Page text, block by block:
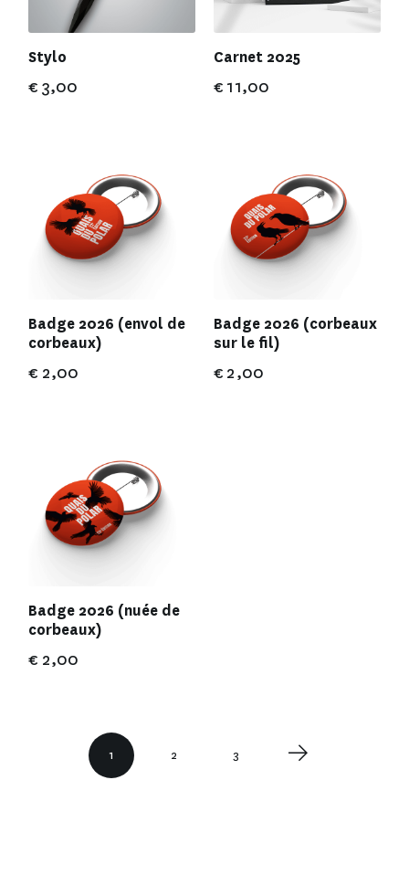
Stylo
€ 3,00
Carnet 2025
€ 11,00
Badge 2026 (envol de
corbeaux)
€ 2,00
Badge 2026 (corbeaux
sur le fil)
€ 2,00
Badge 2026 (nuée de
corbeaux)
€ 2,00
1 2 3